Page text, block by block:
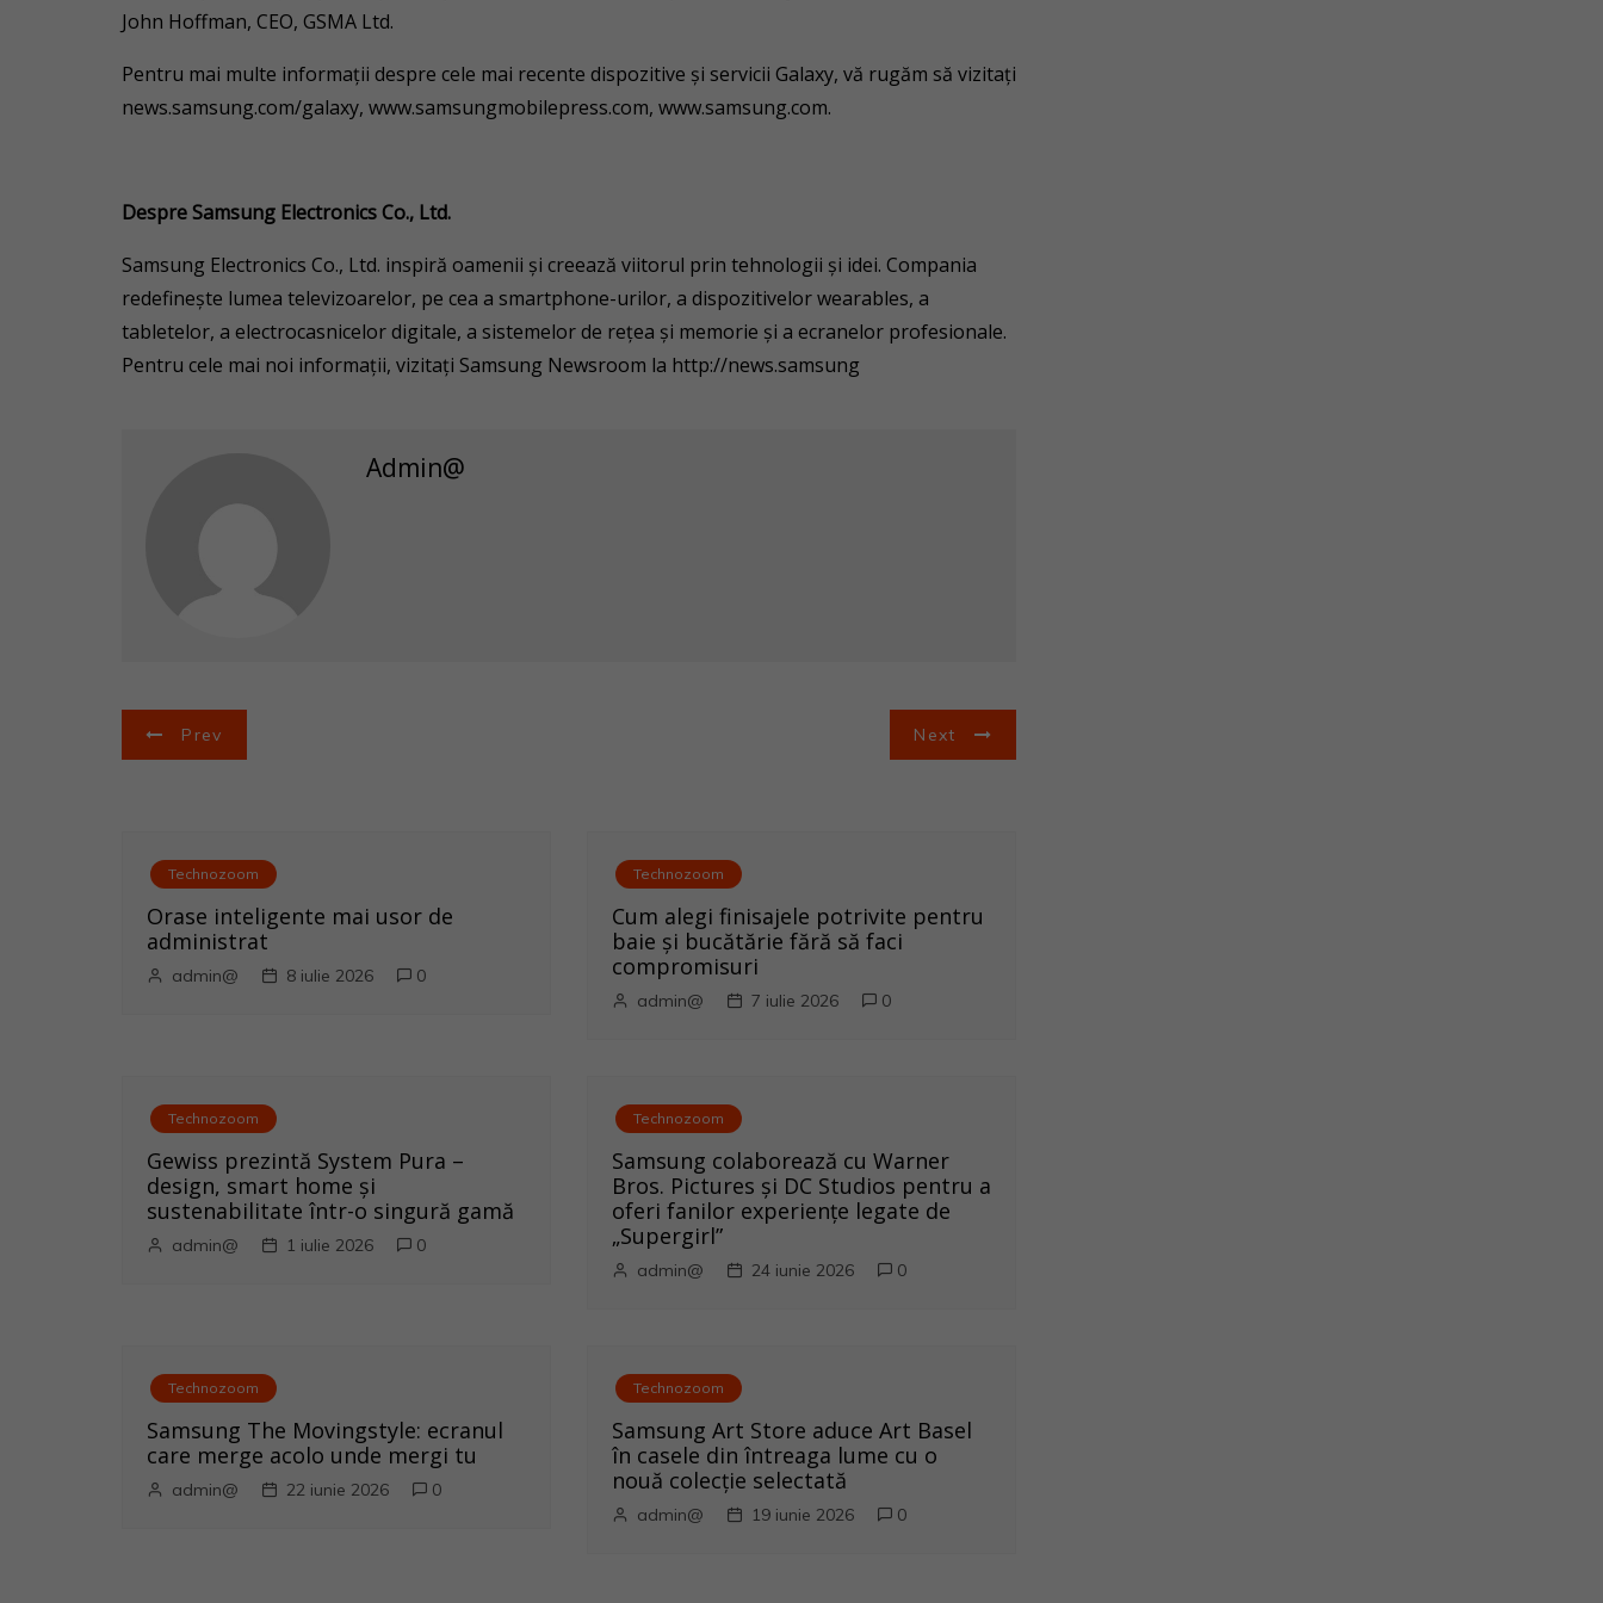
John Hoffman, CEO, GSMA Ltd.
Pentru mai multe informații despre cele mai recente dispozitive și servicii Galaxy, vă rugăm să vizitați
news.samsung.com/galaxy, www.samsungmobilepress.com, www.samsung.com.
Despre Samsung Electronics Co., Ltd.
Samsung Electronics Co., Ltd. inspiră oamenii și creează viitorul prin tehnologii și idei. Compania
redefinește lumea televizoarelor, pe cea a smartphone-urilor, a dispozitivelor wearables, a
tabletelor, a electrocasnicelor digitale, a sistemelor de rețea și memorie și a ecranelor profesionale.
Pentru cele mai noi informații, vizitați Samsung Newsroom la http://news.samsung
Admin@
N
Prev Next
Technozoom
Orase inteligente mai usor de
administrat
admin@ 8 iulie 2026 0
Technozoom
Cum alegi finisajele potrivite pentru
baie și bucătărie fără să faci
compromisuri
admin@ 7 iulie 2026 0
Technozoom
Gewiss prezintă System Pura –
design, smart home și
sustenabilitate într-o singură gamă
admin@ 1 iulie 2026 0
Technozoom
Samsung colaborează cu Warner
Bros. Pictures și DC Studios pentru a
oferi fanilor experiențe legate de
„Supergirl”
admin@ 24 iunie 2026 0
Technozoom
Samsung The Movingstyle: ecranul
care merge acolo unde mergi tu
admin@ 22 iunie 2026 0
Technozoom
Samsung Art Store aduce Art Basel
în casele din întreaga lume cu o
nouă colecție selectată
admin@ 19 iunie 2026 0